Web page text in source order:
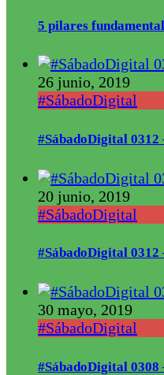
5 pilares
26 junio, 2019
#SábadoDigital
#SábadoDigital 0312
20 junio, 2019
#SábadoDigital
#SábadoDigital 0312
30 mayo, 2019
#SábadoDigital
#SábadoDigital